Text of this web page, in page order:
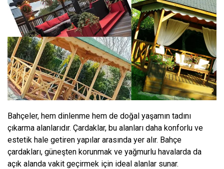
Bahçeler, hem dinlenme hem de doğal yaşamın tadını
çıkarma alanlarıdır. Çardaklar, bu alanları daha konforlu ve
estetik hale getiren yapılar arasında yer alır. Bahçe
çardakları, güneşten korunmak ve yağmurlu havalarda da
açık alanda vakit geçirmek için ideal alanlar sunar.